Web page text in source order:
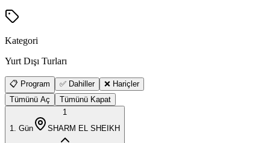
Kategori
Yurt Dışı Turları
📋 Program ✅ Dahiller
❌ Hariçler
Tümünü Aç
Tümünü Kapat
1
1
. Gün SHARM EL SHEIKH